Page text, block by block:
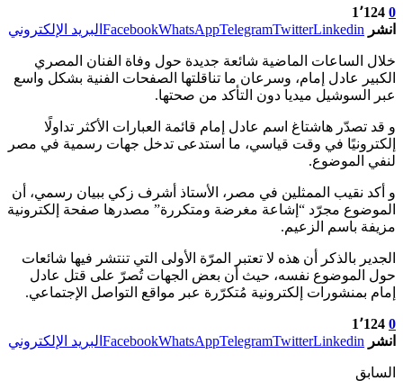
0 1٬124
انشر
FacebookWhatsAppTelegramTwitterLinkedin البريد الإلكتروني
خلال الساعات الماضية شائعة جديدة حول وفاة الفنان المصري
الكبير عادل إمام، وسرعان ما تناقلتها الصفحات الفنية بشكل واسع
عبر السوشيل ميديا دون التأكد من صحتها.
و قد تصدّر هاشتاغ اسم عادل إمام قائمة العبارات الأكثر تداولًا
إلكترونيًا في وقت قياسي، ما استدعى تدخل جهات رسمية في مصر
لنفي الموضوع.
و أكد نقيب الممثلين في مصر، الأستاذ أشرف زكي ببيان رسمي، أن
الموضوع مجرّد “إشاعة مغرضة ومتكررة” مصدرها صفحة إلكترونية
مزيفة باسم الزعيم.
الجدير بالذكر أن هذه لا تعتبر المرّة الأولى التي تنتشر فيها شائعات
حول الموضوع نفسه، حيث أن بعض الجهات تُصرّ على قتل عادل
إمام بمنشورات إلكترونية مُتكرّرة عبر مواقع التواصل الإجتماعي.
0 1٬124
انشر
FacebookWhatsAppTelegramTwitterLinkedin البريد الإلكتروني
السابق